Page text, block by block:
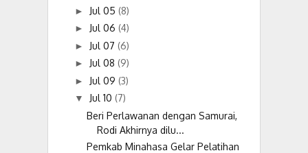
► Jul 05 (8)
► Jul 06 (4)
► Jul 07 (6)
► Jul 08 (9)
► Jul 09 (3)
▼ Jul 10 (7)
Beri Perlawanan dengan Samurai,
Rodi Akhirnya dilu...
Pemkab Minahasa Gelar Pelatihan